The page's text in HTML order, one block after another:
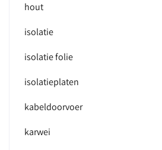
hout
isolatie
isolatie folie
isolatieplaten
kabeldoorvoer
karwei